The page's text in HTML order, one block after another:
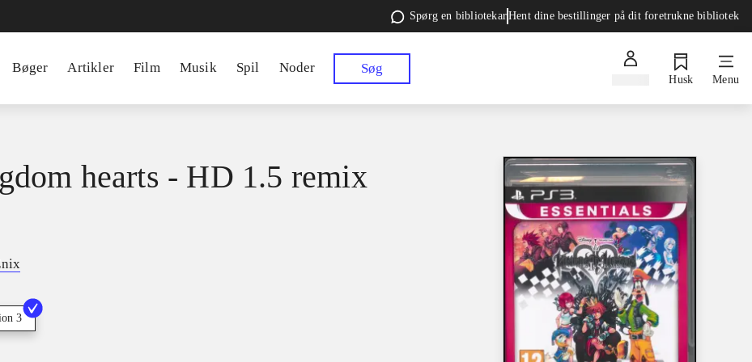
Spørg en bibliotekarHent dine bestillinger på dit foretrukne bibliotek
Bøger Artikler Film Musik Spil Noder Søg
Husk Menu
hearts - HD 1.5 remix
3